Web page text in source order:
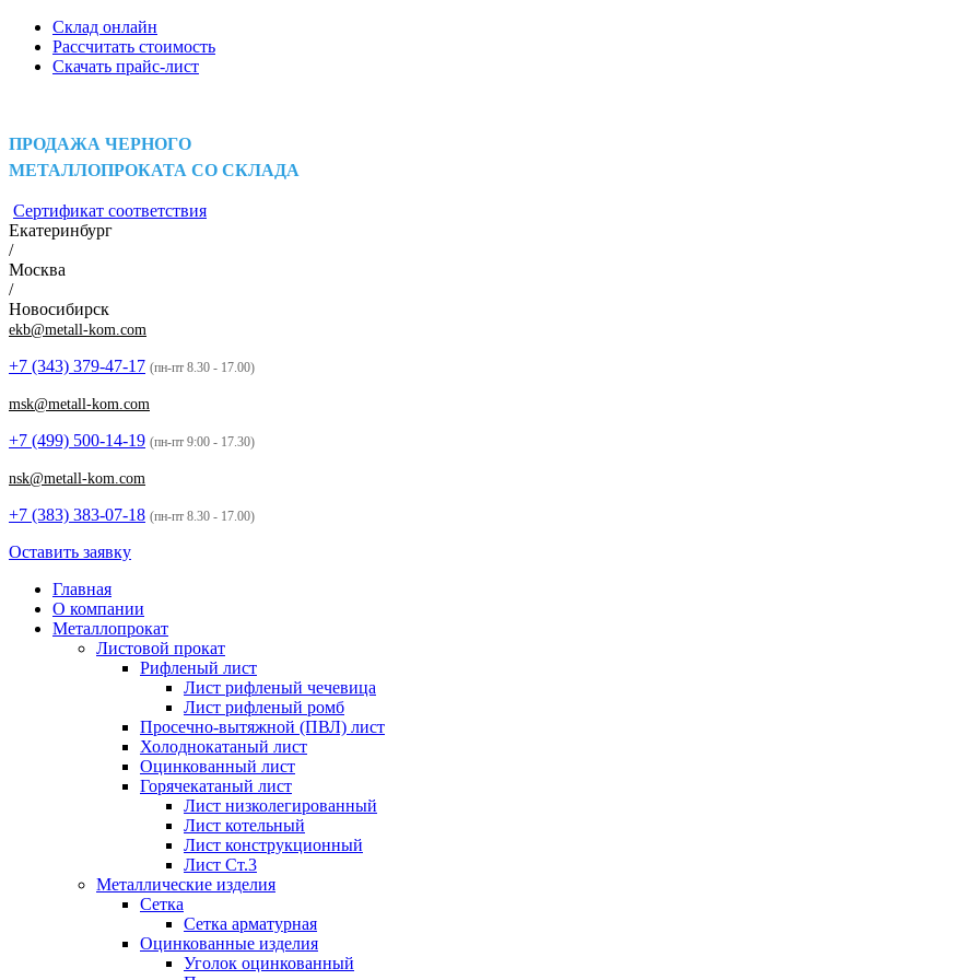
Склад онлайн
Рассчитать стоимость
Скачать прайс-лист
ПРОДАЖА ЧЕРНОГО
МЕТАЛЛОПРОКАТА СО СКЛАДА
Сертификат соответствия
Екатеринбург
/
Москва
/
Новосибирск
ekb@metall-kom.com
+7 (343) 379-47-17 (пн-пт 8.30 - 17.00)
msk@metall-kom.com
+7 (499) 500-14-19 (пн-пт 9:00 - 17.30)
nsk@metall-kom.com
+7 (383) 383-07-18 (пн-пт 8.30 - 17.00)
Оставить заявку
Главная
О компании
Металлопрокат
Листовой прокат
Рифленый лист
Лист рифленый чечевица
Лист рифленый ромб
Просечно-вытяжной (ПВЛ) лист
Холоднокатаный лист
Оцинкованный лист
Горячекатаный лист
Лист низколегированный
Лист котельный
Лист конструкционный
Лист Ст.3
Металлические изделия
Сетка
Сетка арматурная
Оцинкованные изделия
Уголок оцинкованный